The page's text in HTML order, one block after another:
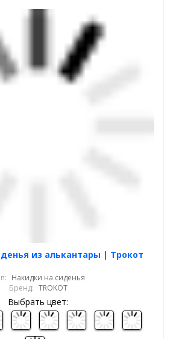
из алькантары | Трокот
Накидки на сиденья
Бренд: TROKOT
Выбрать цвет: